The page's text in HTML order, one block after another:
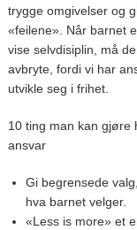
trygge omgivelser og
«feilene». Når barnet
vise selvdisiplin, må
avbryte, fordi vi har
utvikle seg i frihet.
10 ting man kan gjøre
ansvar
Gi begrensede
hva barnet velger.
«Less is more» et